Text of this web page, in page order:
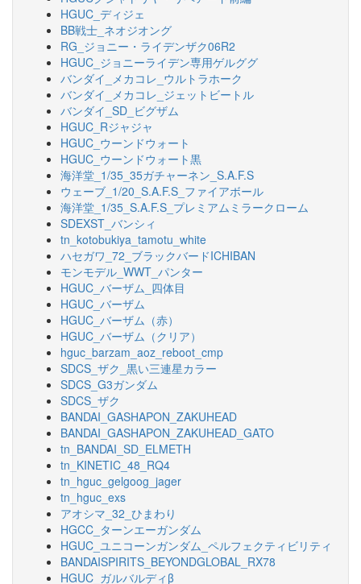
HGUC_ディジェ
BB戦士_ネオジオング
RG_ジョニー・ライデンザク06R2
HGUC_ジョニーライデン専用ゲルググ
バンダイ_メカコレ_ウルトラホーク
バンダイ_メカコレ_ジェットビートル
バンダイ_SD_ビグザム
HGUC_Rジャジャ
HGUC_ウーンドウォート
HGUC_ウーンドウォート黒
海洋堂_1/35_35ガチャーネン_S.A.F.S
ウェーブ_1/20_S.A.F.S_ファイアボール
海洋堂_1/35_S.A.F.S_プレミアムミラークローム
SDEXST_バンシィ
tn_kotobukiya_tamotu_white
ハセガワ_72_ブラックバードICHIBAN
モンモデル_WWT_パンター
HGUC_バーザム_四体目
HGUC_バーザム
HGUC_バーザム（赤）
HGUC_バーザム（クリア）
hguc_barzam_aoz_reboot_cmp
SDCS_ザク_黒い三連星カラー
SDCS_G3ガンダム
SDCS_ザク
BANDAI_GASHAPON_ZAKUHEAD
BANDAI_GASHAPON_ZAKUHEAD_GATO
tn_BANDAI_SD_ELMETH
tn_KINETIC_48_RQ4
tn_hguc_gelgoog_jager
tn_hguc_exs
アオシマ_32_ひまわり
HGCC_ターンエーガンダム
HGUC_ユニコーンガンダム_ペルフェクティビリティ
BANDAISPIRITS_BEYONDGLOBAL_RX78
HGUC_ガルバルディβ